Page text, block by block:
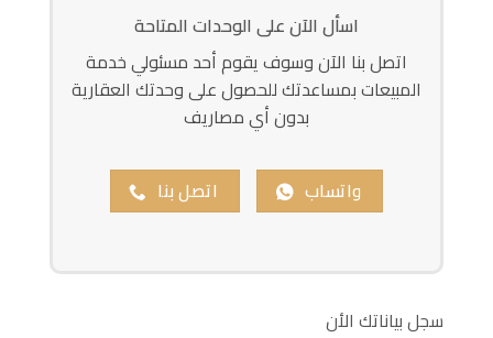
اسأل الآن على الوحدات المتاحة
اتصل بنا الآن وسوف يقوم أحد مسئولي خدمة
المبيعات بمساعدتك للحصول على وحدتك العقارية
بدون أي مصاريف
واتساب اتصل بنا
سجل بياناتك الأن